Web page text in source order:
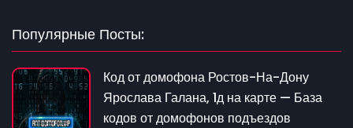
Популярные Посты:
Код от домофона Ростов-На-Дону
Ярослава Галана, 1д на карте — База
кодов от домофонов подъездов